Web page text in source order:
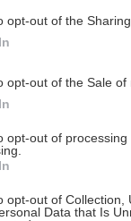
opt-out of the
opt-out of the Sale of
opt-out of
opt-out of Collection,
Data that Is